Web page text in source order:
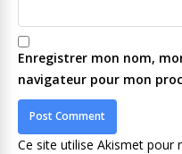
Enregistrer mon nom,
navigateur pour mon
Ce site utilise Akismet pour